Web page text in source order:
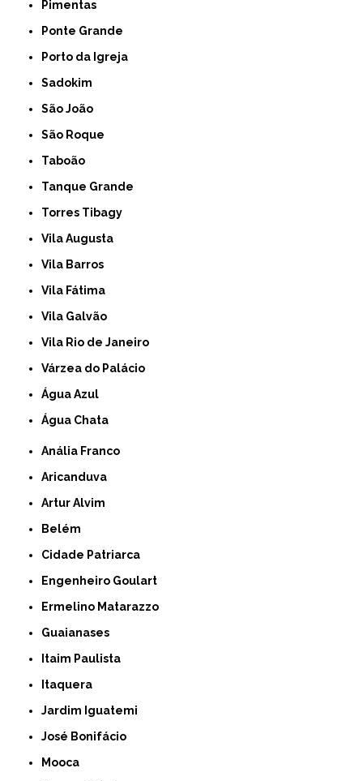
Pimentas
Ponte Grande
Porto da Igreja
Sadokim
São João
São Roque
Taboão
Tanque Grande
Torres Tibagy
Vila Augusta
Vila Barros
Vila Fátima
Vila Galvão
Vila Rio de Janeiro
Várzea do Palácio
Água Azul
Água Chata
Anália Franco
Aricanduva
Artur Alvim
Belém
Cidade Patriarca
Engenheiro Goulart
Ermelino Matarazzo
Guaianases
Itaim Paulista
Itaquera
Jardim Iguatemi
José Bonifácio
Mooca